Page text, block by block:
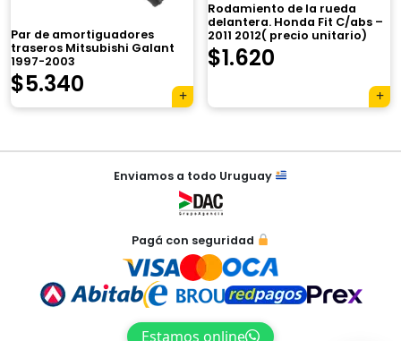
Par de amortiguadores
traseros Mitsubishi Galant
1997-2003
$5.340
Rodamiento de la rueda
delantera. Honda Fit C/abs –
2011 2012( precio unitario)
$1.620
NavegaciónEnviamos a todo Uruguay
Pagá con seguridad
Estamos online
Tu carrito está vacío.
automáticamente.